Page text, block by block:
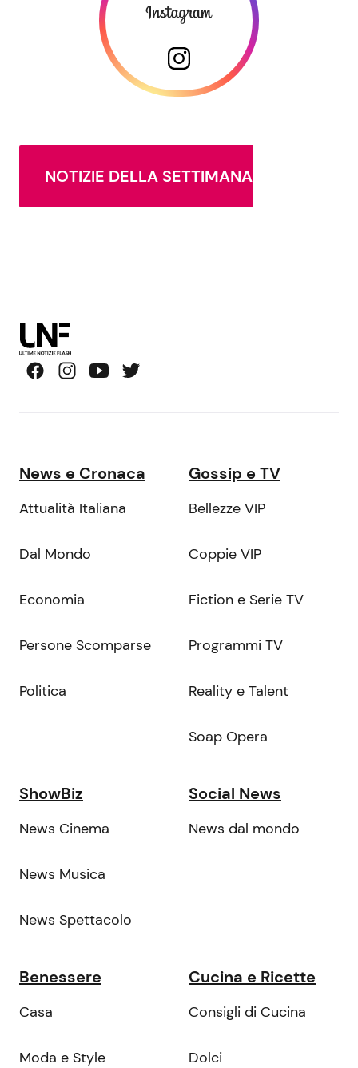
NOTIZIE DELLA SETTIMANA
News e Cronaca
Attualità Italiana
Dal Mondo
Economia
Persone Scomparse
Politica
Gossip e TV
Bellezze VIP
Coppie VIP
Fiction e Serie TV
Programmi TV
Reality e Talent
Soap Opera
ShowBiz
News Cinema
News Musica
News Spettacolo
Social News
News dal mondo
Benessere
Casa
Moda e Style
Cucina e Ricette
Consigli di Cucina
Dolci